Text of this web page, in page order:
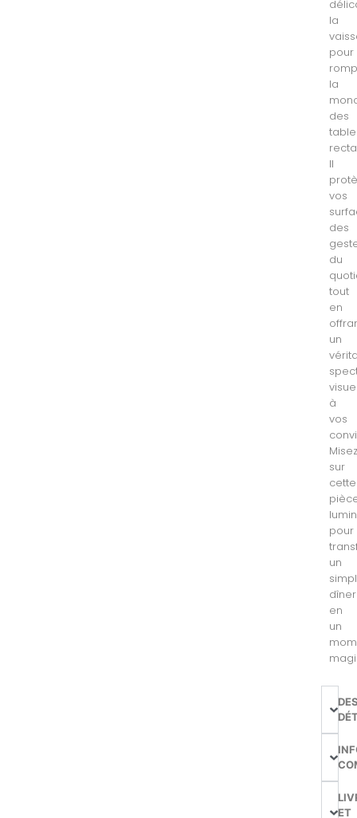
la
pour
la
des
Il
vos
des
du
tout
en
un
à
vos
sur
cette
pour
un
dîner
en
un
ET